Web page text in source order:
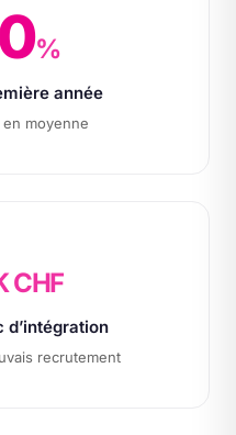
%
année
moyenne
CHF
d’intégration
recrutement